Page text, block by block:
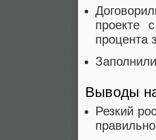
проекте
процента
Выводы
Резкий